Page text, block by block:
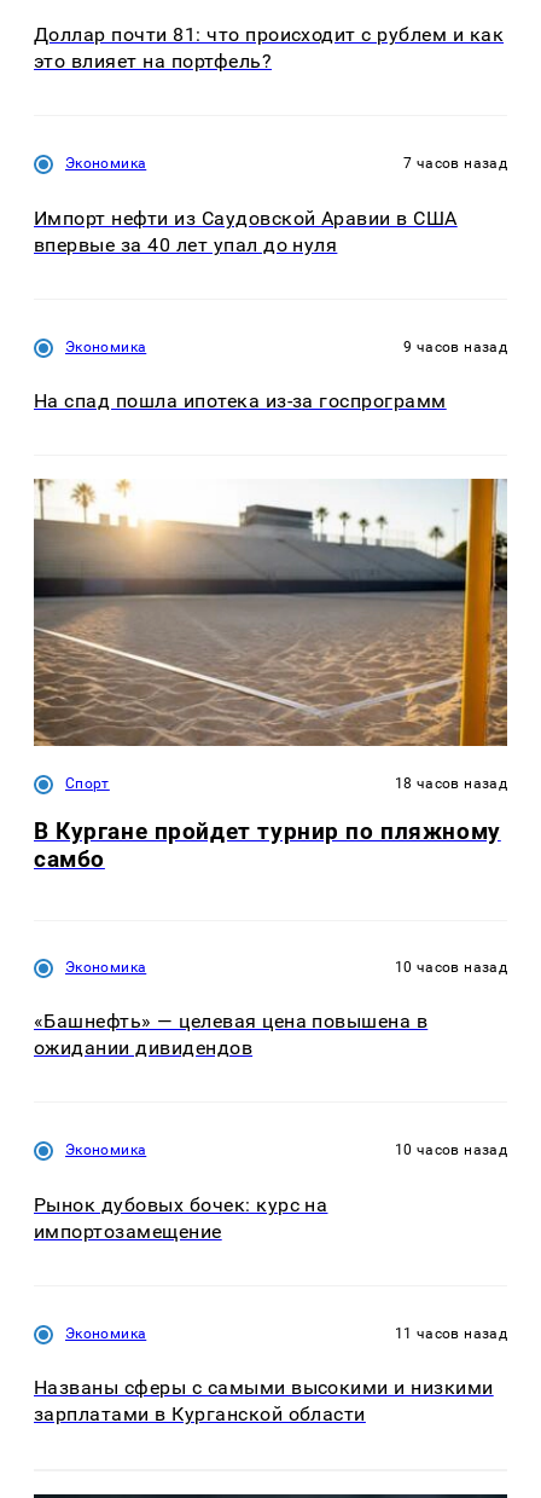
Доллар почти 81: что происходит с рублем и как
это влияет на портфель?
Экономика 7 часов назад
Импорт нефти из Саудовской Аравии в США
впервые за 40 лет упал до нуля
Экономика 9 часов назад
На спад пошла ипотека из-за госпрограмм
Спорт 18 часов назад
В Кургане пройдет турнир по пляжному
самбо
Экономика 10 часов назад
«Башнефть» — целевая цена повышена в
ожидании дивидендов
Экономика 10 часов назад
Рынок дубовых бочек: курс на
импортозамещение
Экономика 11 часов назад
Названы сферы с самыми высокими и низкими
зарплатами в Курганской области